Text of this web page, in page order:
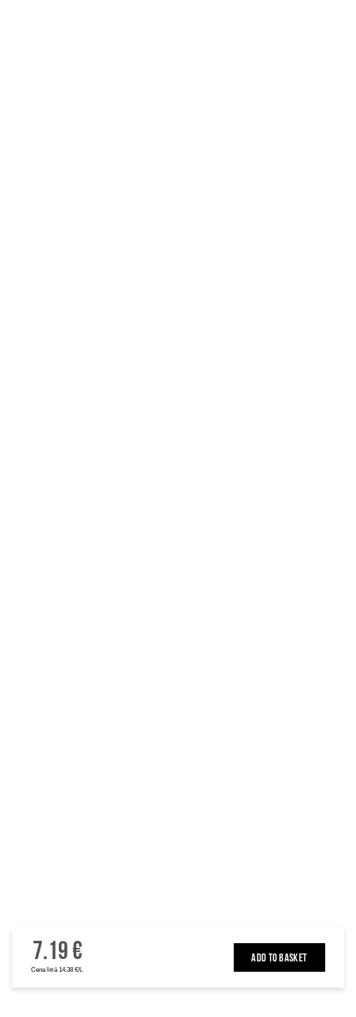
7.19 €
Cena litrā 14.38 €/L
ADD TO BASKET